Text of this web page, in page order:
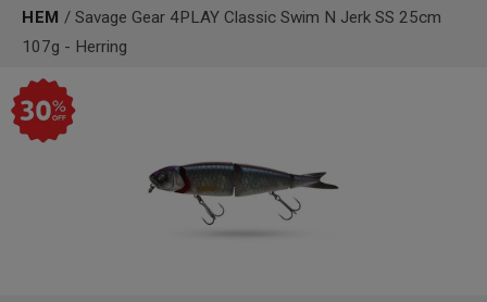
Kläder & skor
Båtar
Outdoor
HEM / Savage Gear 4PLAY Classic Swim N Jerk SS 25cm
107g - Herring